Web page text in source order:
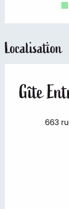
Localisation
Gîte
663